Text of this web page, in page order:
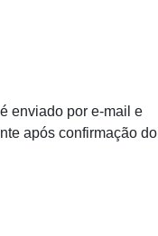
enviado por e-mail e
após confirmação do